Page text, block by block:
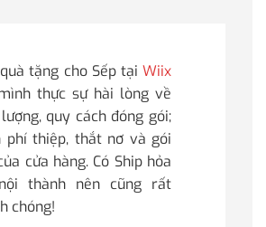
tặng cho Sếp tại Wiix
thực sự hài lòng về
quy cách đóng gói;
phí thiệp, thắt nơ và gói
cửa hàng. Có Ship hỏa
thành nên cũng rất
chóng!